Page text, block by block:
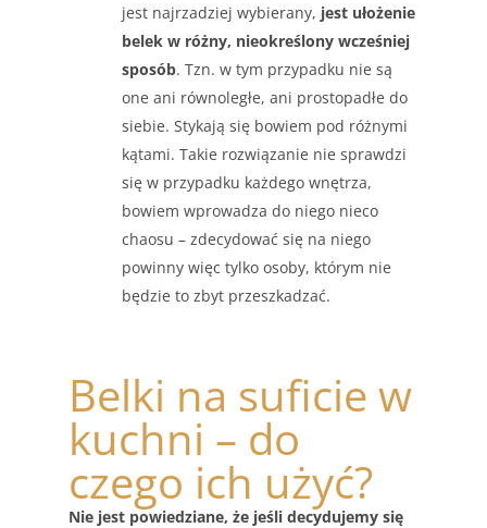
jest najrzadziej wybierany, jest ułożenie
belek w różny, nieokreślony wcześniej
sposób. Tzn. w tym przypadku nie są
one ani równoległe, ani prostopadłe do
siebie. Stykają się bowiem pod różnymi
kątami. Takie rozwiązanie nie sprawdzi
się w przypadku każdego wnętrza,
bowiem wprowadza do niego nieco
chaosu – zdecydować się na niego
powinny więc tylko osoby, którym nie
będzie to zbyt przeszkadzać.
Belki na suficie w
kuchni – do
czego ich użyć?
Nie jest powiedziane, że jeśli decydujemy się